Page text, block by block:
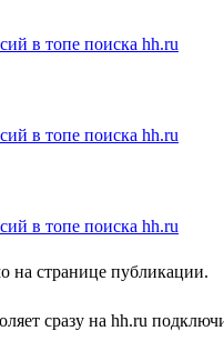
на странице публикации.
сразу на hh.ru